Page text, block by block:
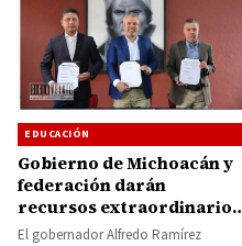
EDUCACIÓN
Gobierno de Michoacán y
federación darán
recursos extraordinarios
para nómina de la UMSNH
El gobernador Alfredo Ramírez